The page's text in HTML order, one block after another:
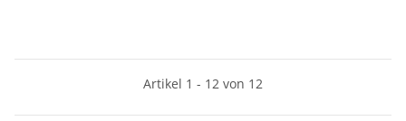
Artikel 1 - 12 von 12